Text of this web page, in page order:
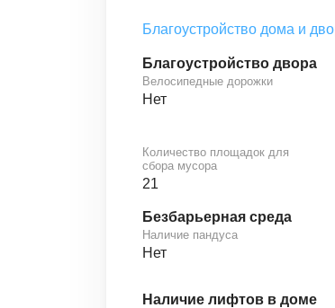
Благоустройство дома и
Благоустройство двора
Велосипедные дорожки
Нет
Количество площадок для
сбора мусора
21
Безбарьерная среда
Наличие пандуса
Нет
Наличие лифтов в доме